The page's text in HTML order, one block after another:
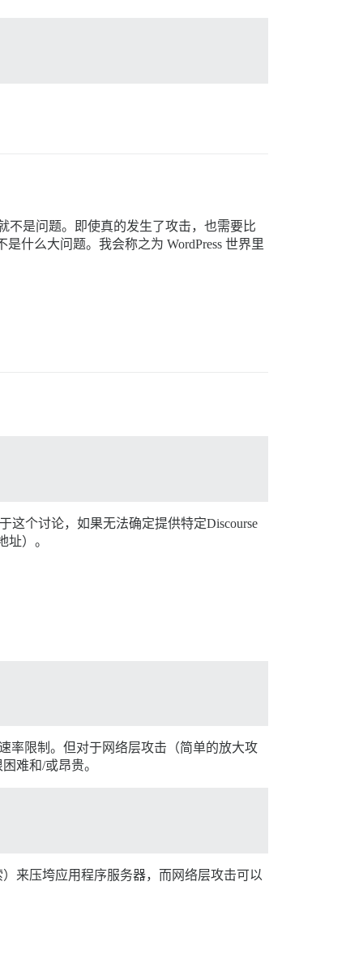
不是问题。即使真的发生了攻击，也需要比
什么大问题。我会称之为 WordPress 世界里
这个讨论，如果无法确定提供特定Discourse
）。
率限制。但对于网络层攻击（简单的放大攻
难和/或昂贵。
来压垮应用程序服务器，而网络层攻击可以